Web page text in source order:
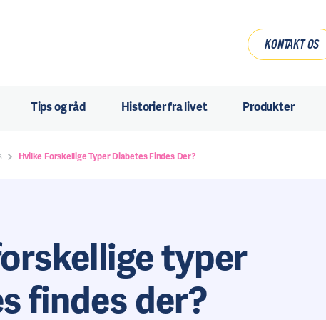
KONTAKT OS
Tips og råd Historier fra livet Produkter
Hvilke Forskellige Typer Diabetes Findes Der?
typer
findes der?